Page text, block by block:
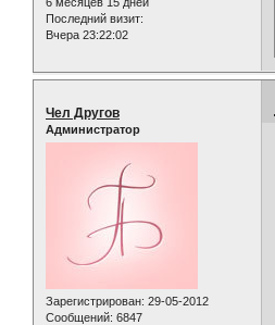
Последний визит:
Вчера 23:22:02
Чел Другов
Администратор
Зарегистрирован: 29-05-2012
Сообщений: 6847